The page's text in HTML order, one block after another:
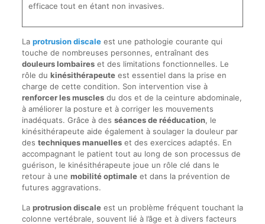
efficace tout en étant non invasives.
La protrusion discaleest une pathologie courante qui
touche de nombreuses personnes, entraînant des
douleurs lombaireset des limitations fonctionnelles. Le
rôle du kinésithérapeuteest essentiel dans la prise en
charge de cette condition. Son intervention vise à
renforcer les musclesdu dos et de la ceinture abdominale,
à améliorer la posture et à corriger les mouvements
inadéquats. Grâce à des séances de rééducation, le
kinésithérapeute aide également à soulager la douleur par
des techniques manuelleset des exercices adaptés. En
accompagnant le patient tout au long de son processus de
guérison, le kinésithérapeute joue un rôle clé dans le
retour à une mobilité optimaleet dans la prévention de
futures aggravations.
La protrusion discaleest un problème fréquent touchant la
colonne vertébrale, souvent lié à l’âge et à divers facteurs